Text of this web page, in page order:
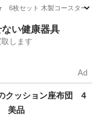
ト 木製コースター。手彫
ない健康器具
します
Ad
ッション座布団 4
美品